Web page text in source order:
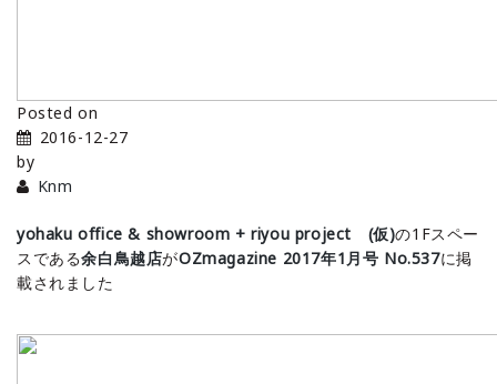
Posted on
2016-12-27
by
Knm
yohaku office & showroom + riyou project (仮)の1Fスペー
スである余白鳥越店がOZmagazine 2017年1月号 No.537に掲
載されました